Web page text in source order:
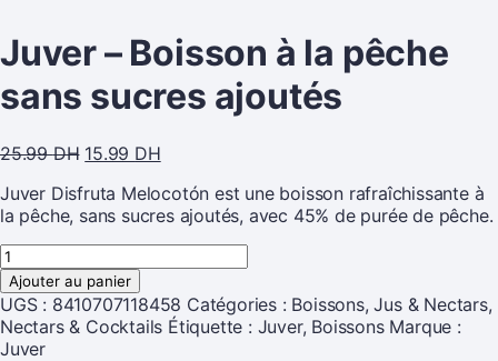
Juver – Boisson à la pêche
sans sucres ajoutés
25.99DH 15.99 DH
Juver Disfruta Melocotón est une boisson rafraîchissante à
la pêche, sans sucres ajoutés, avec 45% de purée de pêche.
Ajouter au panier
UGS : 8410707118458 Catégories : Boissons,Jus & Nectars,
Nectars & Cocktails Étiquette : Juver, Boissons Marque :
Juver